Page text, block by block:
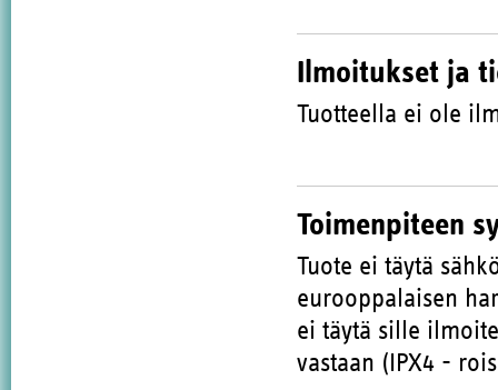
Ilmoitukset ja
Tuotteella ei ole
Toimenpiteen
Tuote ei täytä
eurooppalaisen
ei täytä sille
vastaan (IPX4 -